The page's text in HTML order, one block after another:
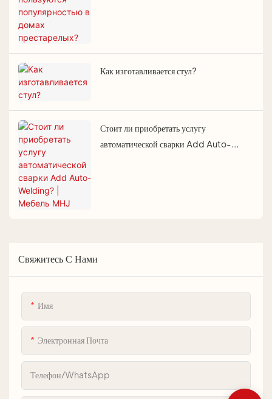
Как изготавливается стул?
Стоит ли приобретать услугу
автоматической сварки Add Auto-
Свяжитесь С Нами
Имя
Электронная Почта
Телефон/WhatsApp